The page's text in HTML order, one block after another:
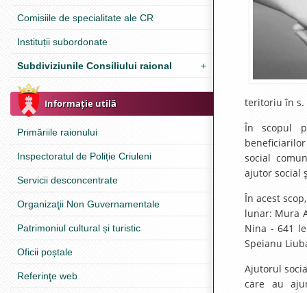
Comisiile de specialitate ale CR
Instituții subordonate
Subdiviziunile Consiliului raional +
Informație utilă
Primăriile raionului
Inspectoratul de Poliție Criuleni
Servicii desconcentrate
Organizaţii Non Guvernamentale
Patrimoniul cultural și turistic
Oficii poștale
Referinţe web
teritoriu în s.
În scopul
social
ajutor social
În acest
lunar: Mura
Nina - 641
Speianu
Ajutorul
care au